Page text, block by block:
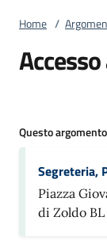
Home /
Questo
Segreteria,
Piazza
di Zoldo BL